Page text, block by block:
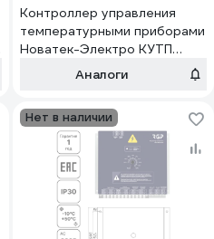
Контроллер управления
температурными приборами
Новатек-Электро КУТП
МСК-301-3 3425603301-3
Аналоги
Нет в наличии